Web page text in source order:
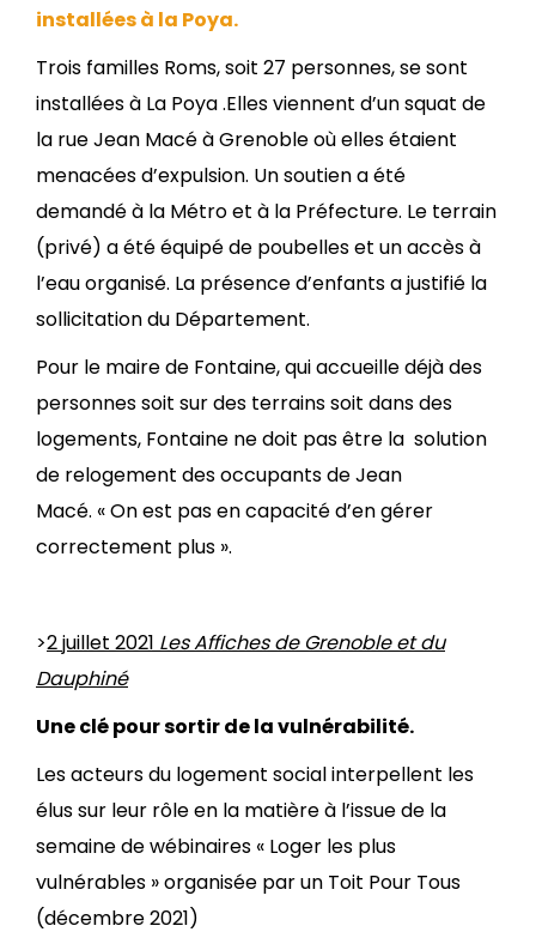
installées à la Poya.
Trois familles Roms, soit 27 personnes, se sont
installées à La Poya .Elles viennent d’un squat de
la rue Jean Macé à Grenoble où elles étaient
menacées d’expulsion. Un soutien a été
demandé à la Métro et à la Préfecture. Le terrain
(privé) a été équipé de poubelles et un accès à
l’eau organisé. La présence d’enfants a justifié la
sollicitation du Département.
Pour le maire de Fontaine, qui accueille déjà des
personnes soit sur des terrains soit dans des
logements, Fontaine ne doit pas être la solution
de relogement des occupants de Jean
Macé. « On est pas en capacité d’en gérer
correctement plus ».
>2 juillet 2021 Les Affiches de Grenoble et du
Dauphiné
Une clé pour sortir de la vulnérabilité.
Les acteurs du logement social interpellent les
élus sur leur rôle en la matière à l’issue de la
semaine de wébinaires « Loger les plus
vulnérables » organisée par un Toit Pour Tous
(décembre 2021)